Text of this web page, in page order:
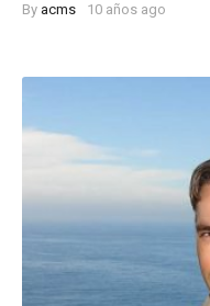
By acms 10 años ago